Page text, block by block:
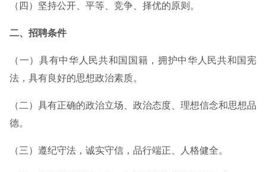
（四）坚持公开、平等、竞争、择优的原则。
二、招聘条件
（一）具有中华人民共和国国籍，拥护中华人民共和国宪
法，具有良好的思想政治素质。
（二）具有正确的政治立场、政治态度、理想信念和思想品
德。
（三）遵纪守法，诚实守信，品行端正、人格健全。